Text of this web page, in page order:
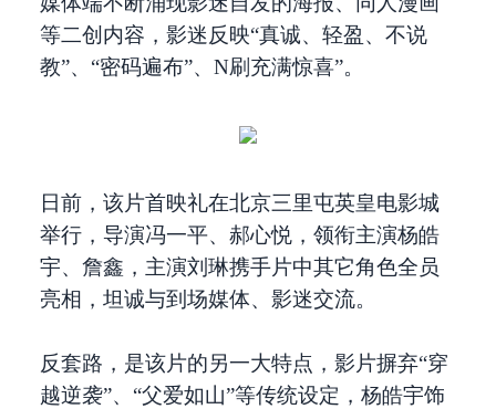
等二创内容，影迷反映“真诚、轻盈、不说
教”、“密码遍布”、N刷充满惊喜”。
日前，该片首映礼在北京三里屯英皇电影城
举行，导演冯一平、郝心悦，领衔主演杨皓
宇、詹鑫，主演刘琳携手片中其它角色全员
亮相，坦诚与到场媒体、影迷交流。
反套路，是该片的另一大特点，影片摒弃“穿
越逆袭”、“父爱如山”等传统设定，杨皓宇饰